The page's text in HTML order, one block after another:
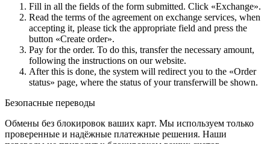
Fill in all the fields of the form submitted. Click «Exchange».
Read the terms of the agreement on exchange services, when
accepting it, please tick the appropriate field and press the
button «Create order».
Pay for the order. To do this, transfer the necessary amount,
following the instructions on our website.
After this is done, the systеm will redirect you to the «Order
status» page, where the status of your transferwill be shown.
Безопасные переводы
Обмены без блокировок ваших карт. Мы используем только
проверенные и надёжные платежные решения. Наши